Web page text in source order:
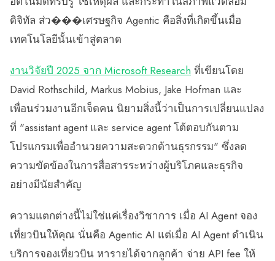
ดิจิทัล ส่ว���เศรษฐกิจ Agentic คือสิ่งที่เกิดขึ้นเมื่อ
เทคโนโลยีนั้นเข้าสู่ตลาด
งานวิจัยปี 2025 จาก Microsoft Research ที่เขียนโดย
David Rothschild, Markus Mobius, Jake Hofman และ
เพื่อนร่วมงานอีกเจ็ดคน นิยามสิ่งนี้ว่าเป็นการเปลี่ยนแปลง
ที่ "assistant agent และ service agent โต้ตอบกันตาม
โปรแกรมเพื่ออำนวยความสะดวกด้านธุรกรรม" ซึ่งลด
ความขัดข้องในการสื่อสารระหว่างผู้บริโภคและธุรกิจ
อย่างมีนัยสำคัญ
ความแตกต่างนี้ไม่ใช่แค่เรื่องวิชาการ เมื่อ AI Agent จอง
เที่ยวบินให้คุณ นั่นคือ Agentic AI แต่เมื่อ AI Agent ดำเนิน
บริการจองเที่ยวบิน หารายได้จากลูกค้า จ่าย API fee ให้